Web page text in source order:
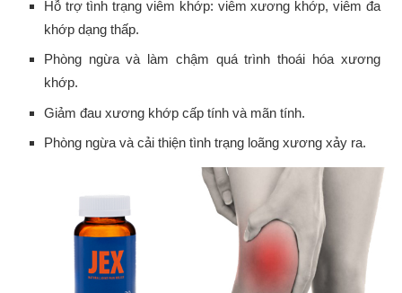
Hỗ trợ tình trạng viêm khớp: viêm xương khớp, viêm đa
khớp dạng thấp.
Phòng ngừa và làm chậm quá trình thoái hóa xương
khớp.
Giảm đau xương khớp cấp tính và mãn tính.
Phòng ngừa và cải thiện tình trạng loãng xương xảy ra.